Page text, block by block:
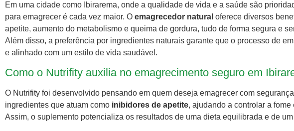
Em uma cidade como Ibirarema, onde a qualidade de vida e a saúde são
para emagrecer é cada vez maior. O emagrecedor natural oferece diversos
apetite, aumento do metabolismo e queima de gordura, tudo de forma segura e
Além disso, a preferência por ingredientes naturais garante que o processo de
e alinhado com um estilo de vida saudável.
Como o Nutrifity auxilia no emagrecimento seguro em
O Nutrifity foi desenvolvido pensando em quem deseja emagrecer com
ingredientes que atuam como inibidores de apetite, ajudando a controlar a
Assim, o suplemento potencializa os resultados de uma dieta equilibrada e de